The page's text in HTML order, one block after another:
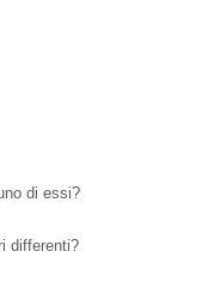
di essi?
differenti?